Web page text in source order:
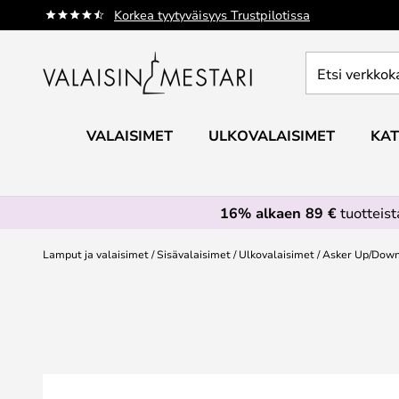
Korkea tyytyväisyys Trustpilotissa
Skip
to
verkkokaupan
VALAISIMET ULKOVALAISIMET
16% alkaen 89 €
Lamput ja valaisimet Sisävalaisimet Ulkovalaisimet Asker Up/